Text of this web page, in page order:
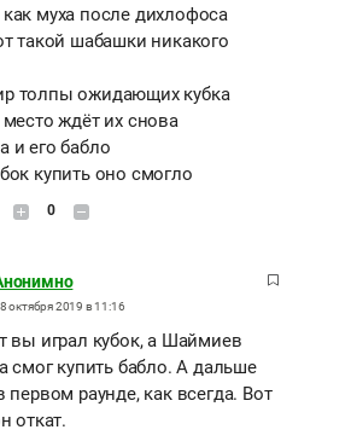
муха после дихлофоса
такой шабашки никакого
толпы ожидающих кубка
место ждёт их снова
и его бабло
купить оно смогло
0
октября 2019 в 11:16
вы играл кубок, а Шаймиев
смог купить бабло. А дальше
первом раунде, как всегда. Вот
откат.